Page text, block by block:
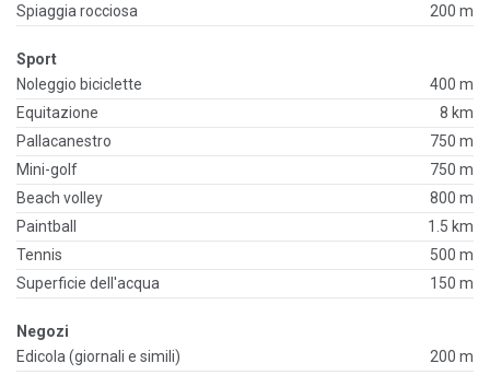
Spiaggia rocciosa
200 m
Sport
Noleggio biciclette
400 m
Equitazione
8 km
Pallacanestro
750 m
Mini-golf
750 m
Beach volley
800 m
Paintball
1.5 km
Tennis
500 m
Superficie dell'acqua
150 m
Negozi
Edicola (giornali e simili)
200 m